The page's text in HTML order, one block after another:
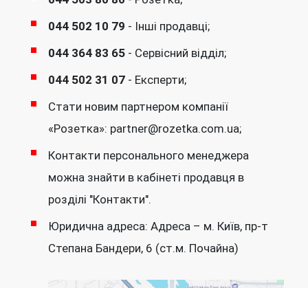
044 502 10 79 - Інші продавці;
044 364 83 65 - Сервісний відділ;
044 502 31 07 - Експерти;
Стати новим партнером компанії
«Розетка»: partner@rozetka.com.ua;
Контакти персонального менеджера
можна знайти в кабінеті продавця в
розділі "Контакти".
Юридична адреса: Адреса – м. Київ, пр-т
Степана Бандери, 6 (ст.м. Почайна)